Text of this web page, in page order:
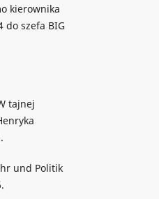
kierownika
do szefa BIG
tajnej
und Politik